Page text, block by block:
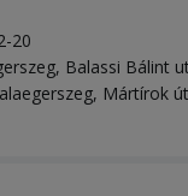
20
Balassi Bálint
Mártírok